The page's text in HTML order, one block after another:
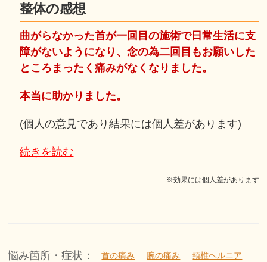
整体の感想
曲がらなかった首が一回目の施術で日常生活に支
障がないようになり、念の為二回目もお願いした
ところまったく痛みがなくなりました。
本当に助かりました。
(個人の意見であり結果には個人差があります)
続きを読む
※効果には個人差があります
悩み箇所・症状： 首の痛み 腕の痛み
頸椎ヘルニア